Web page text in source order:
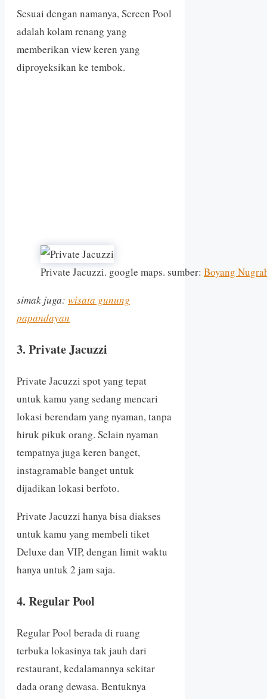
Sesuai dengan namanya, Screen Pool
adalah kolam renang yang
memberikan view keren yang
diproyeksikan ke tembok.
Private Jacuzzi. google maps. sumber: Boyang
simak juga: wisata gunung
papandayan
3. Private Jacuzzi
Private Jacuzzi spot yang tepat
untuk kamu yang sedang mencari
lokasi berendam yang nyaman, tanpa
hiruk pikuk orang. Selain nyaman
tempatnya juga keren banget,
instagramable banget untuk
dijadikan lokasi berfoto.
Private Jacuzzi hanya bisa diakses
untuk kamu yang membeli tiket
Deluxe dan VIP, dengan limit waktu
hanya untuk 2 jam saja.
4. Regular Pool
Regular Pool berada di ruang
terbuka lokasinya tak jauh dari
restaurant, kedalamannya sekitar
dada orang dewasa. Bentuknya